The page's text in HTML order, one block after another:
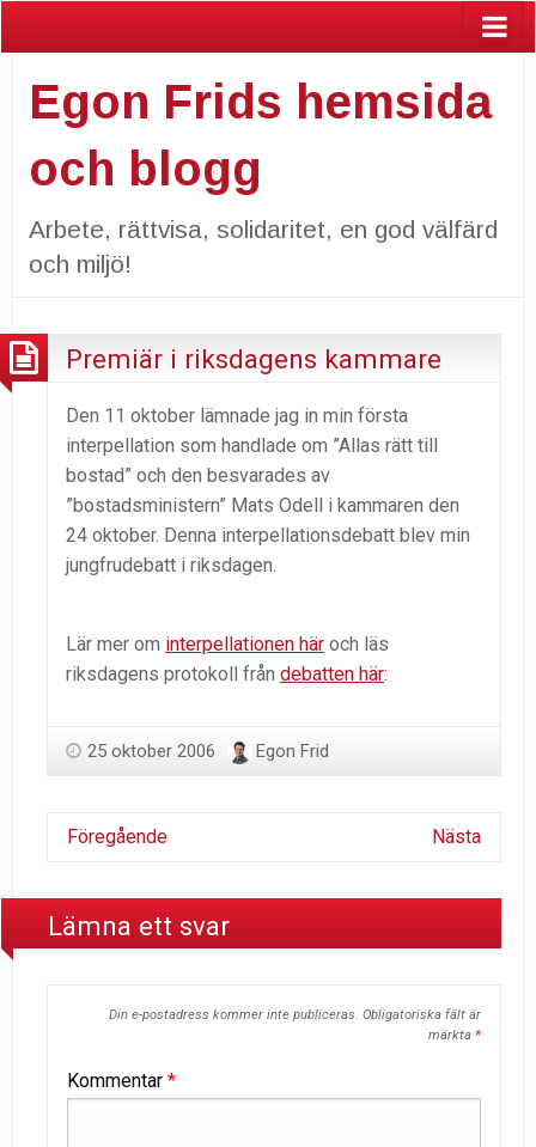
Egon Frids hemsida
och blogg
Arbete, rättvisa, solidaritet, en god välfärd
och miljö!
Premiär i riksdagens kammare
Den 11 oktober lämnade jag in min första
interpellation som handlade om ”Allas rätt till
bostad” och den besvarades av
”bostadsministern” Mats Odell i kammaren den
24 oktober. Denna interpellationsdebatt blev min
jungfrudebatt i riksdagen.
Lär mer om interpellationen här och läs
riksdagens protokoll från debatten här:
25 oktober 2006 Egon Frid
Föregående Nästa
Lämna ett svar
Din e-postadress kommer inte publiceras. Obligatoriska fält är
märkta *
Kommentar *